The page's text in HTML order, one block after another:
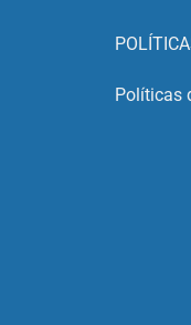
Políticas